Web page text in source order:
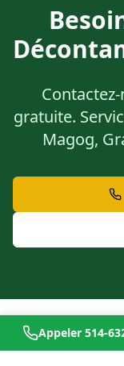
gratuite.
Magog,
Appeler 514-